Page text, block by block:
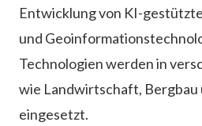
Entwicklung von KI-
und
Technologien werden in
wie Landwirtschaft, Bergbau
eingesetzt.